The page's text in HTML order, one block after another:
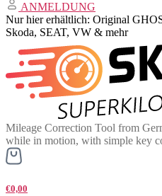
ANMELDUNG
Nur hier erhältlich: Original
Skoda, SEAT, VW & mehr
Mileage Correction Tool from
while in motion, with simple key
€0,00